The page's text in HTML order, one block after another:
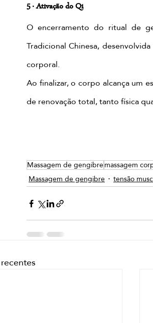
5 · Ativação do Qi
O encerramento do ritual de
Tradicional Chinesa,
corporal.
Ao finalizar, o corpo alcança um
de renovação total, tanto física
Massagem de gengibremassagem
Massagem de gengibre
tensão